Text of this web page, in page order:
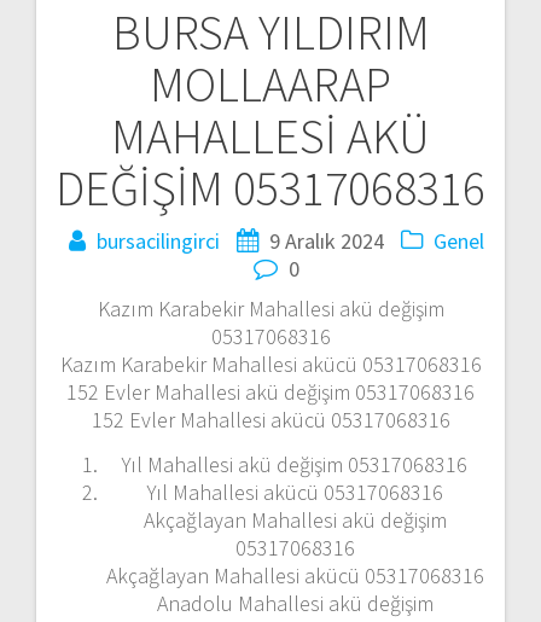
BURSA YILDIRIM
MOLLAARAP
MAHALLESİ AKÜ
DEĞİŞİM 05317068316
bursacilingirci 9 Aralık 2024
Genel
0
Kazım Karabekir Mahallesi akü değişim
05317068316
Kazım Karabekir Mahallesi akücü 05317068316
152 Evler Mahallesi akü değişim 05317068316
152 Evler Mahallesi akücü 05317068316
Yıl Mahallesi akü değişim 05317068316
Yıl Mahallesi akücü 05317068316
Akçağlayan Mahallesi akü değişim
05317068316
Akçağlayan Mahallesi akücü 05317068316
Anadolu Mahallesi akü değişim